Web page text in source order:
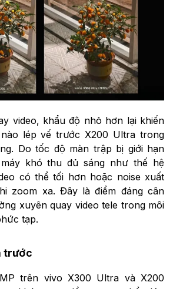
video, khẩu độ nhỏ hơn lại khiến
lép vế trước X200 Ultra trong
Do tốc độ màn trập bị giới hạn
khó thu đủ sáng như thế hệ
có thể tối hơn hoặc noise xuất
zoom xa. Đây là điểm đáng cân
xuyên quay video tele trong môi
tạp.
trước
trên vivo X300 Ultra và X200